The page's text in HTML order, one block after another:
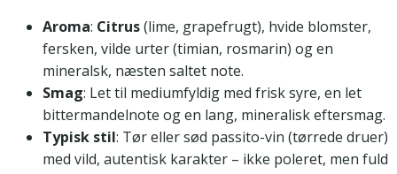
Aroma: Citrus(lime, grapefrugt), hvide blomster,
fersken, vilde urter (timian, rosmarin) og en
mineralsk, næsten saltet note.
Smag: Let til mediumfyldig med frisk syre, en let
bittermandelnote og en lang, mineralisk eftersmag.
Typisk stil: Tør eller sød passito-vin (tørrede druer)
med vild, autentisk karakter – ikke poleret, men fuld